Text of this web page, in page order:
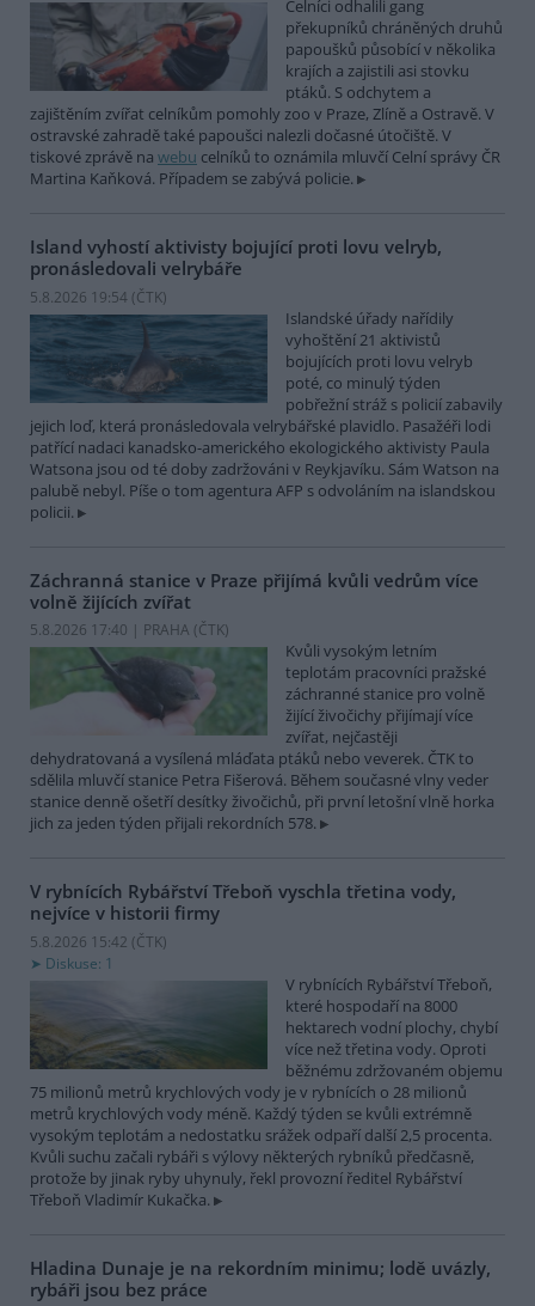
Celníci odhalili gang
překupníků chráněných druhů
papoušků působící v několika
krajích a zajistili asi stovku
ptáků. S odchytem a
zajištěním zvířat celníkům pomohly zoo v Praze, Zlíně a Ostravě. V
ostravské zahradě také papoušci nalezli dočasné útočiště. V
tiskové zprávě na webu celníků to oznámila mluvčí Celní správy ČR
Martina Kaňková. Případem se zabývá policie.
Island vyhostí aktivisty bojující proti lovu velryb,
pronásledovali velrybáře
5.8.2026 19:54 (ČTK)
Islandské úřady nařídily
vyhoštění 21 aktivistů
bojujících proti lovu velryb
poté, co minulý týden
pobřežní stráž s policií zabavily
jejich loď, která pronásledovala velrybářské plavidlo. Pasažéři lodi
patřící nadaci kanadsko-amerického ekologického aktivisty Paula
Watsona jsou od té doby zadržováni v Reykjavíku. Sám Watson na
palubě nebyl. Píše o tom agentura AFP s odvoláním na islandskou
policii.
Záchranná stanice v Praze přijímá kvůli vedrům více
volně žijících zvířat
5.8.2026 17:40 | PRAHA (ČTK)
Kvůli vysokým letním
teplotám pracovníci pražské
záchranné stanice pro volně
žijící živočichy přijímají více
zvířat, nejčastěji
dehydratovaná a vysílená mláďata ptáků nebo veverek. ČTK to
sdělila mluvčí stanice Petra Fišerová. Během současné vlny veder
stanice denně ošetří desítky živočichů, při první letošní vlně horka
jich za jeden týden přijali rekordních 578.
V rybnících Rybářství Třeboň vyschla třetina vody,
nejvíce v historii firmy
5.8.2026 15:42 (ČTK)
Diskuse: 1
V rybnících Rybářství Třeboň,
které hospodaří na 8000
hektarech vodní plochy, chybí
více než třetina vody. Oproti
běžnému zdržovaném objemu
75 milionů metrů krychlových vody je v rybnících o 28 milionů
metrů krychlových vody méně. Každý týden se kvůli extrémně
vysokým teplotám a nedostatku srážek odpaří další 2,5 procenta.
Kvůli suchu začali rybáři s výlovy některých rybníků předčasně,
protože by jinak ryby uhynuly, řekl provozní ředitel Rybářství
Třeboň Vladimír Kukačka.
Hladina Dunaje je na rekordním minimu; lodě uvázly,
rybáři jsou bez práce